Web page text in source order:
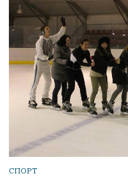
СПОРТ